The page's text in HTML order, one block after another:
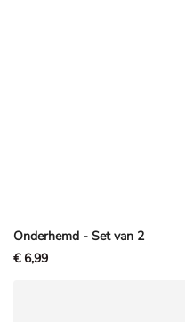
Onderhemd - Set van 2
€ 6,99